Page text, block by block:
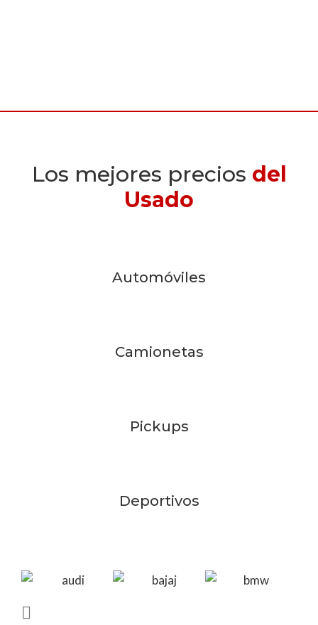
Los mejores precios del
Usado
Automóviles
Camionetas
Pickups
Deportivos